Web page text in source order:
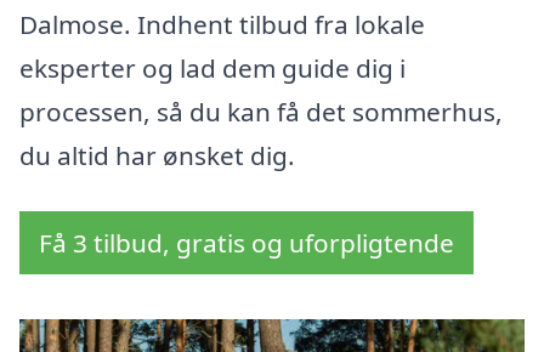
Dalmose. Indhent tilbud fra lokale
eksperter og lad dem guide dig i
processen, så du kan få det sommerhus,
du altid har ønsket dig.
Få 3 tilbud, gratis og uforpligtende